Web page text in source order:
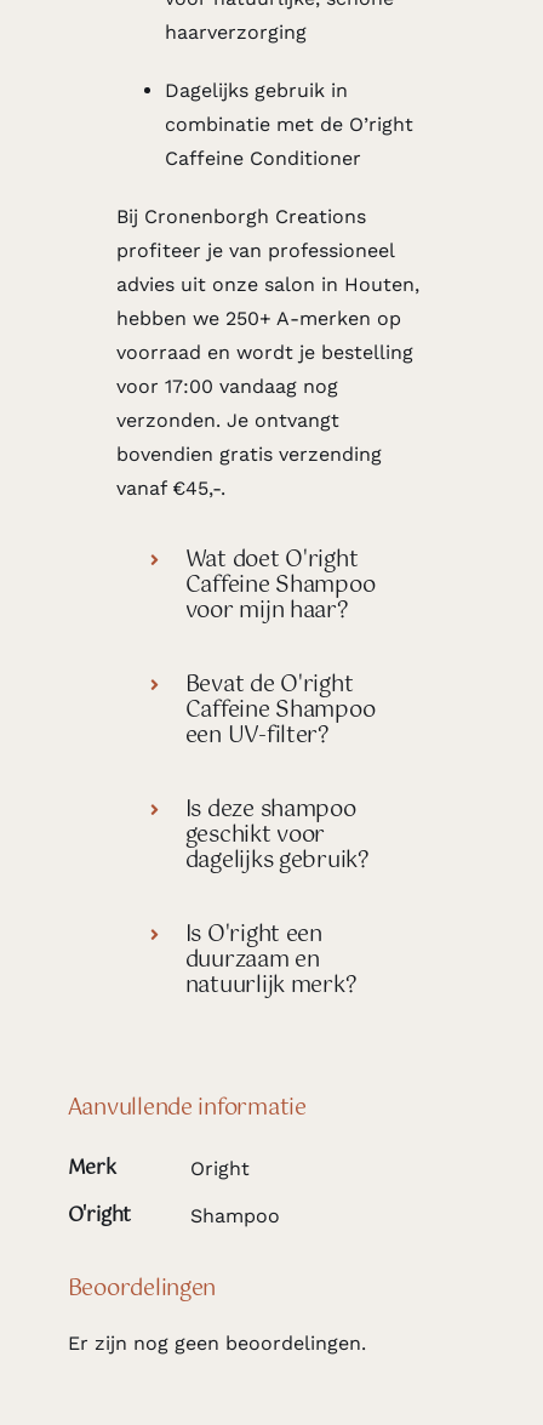
haarverzorging
Dagelijks gebruik in
combinatie met de O’right
Caffeine Conditioner
Bij Cronenborgh Creations
profiteer je van professioneel
advies uit onze salon in Houten,
hebben we 250+ A-merken op
voorraad en wordt je bestelling
voor 17:00 vandaag nog
verzonden. Je ontvangt
bovendien gratis verzending
vanaf €45,-.
Wat doet O'right
Caffeine Shampoo
voor mijn haar?
Bevat de O'right
Caffeine Shampoo
een UV-filter?
Is deze shampoo
geschikt voor
dagelijks gebruik?
Is O'right een
duurzaam en
natuurlijk merk?
Aanvullende informatie
Merk Oright
O'right Shampoo
Beoordelingen
Er zijn nog geen beoordelingen.